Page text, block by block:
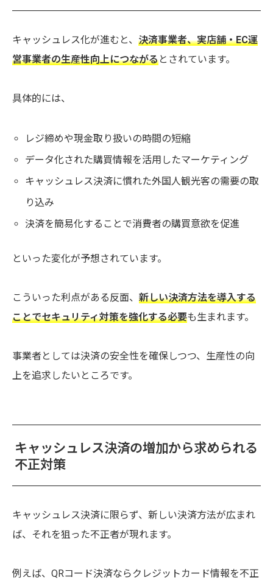
キャッシュレス化が進むと、 決済事業者、実店舗・EC運
営事業者の生産性向上につながるとされています。
具体的には、
レジ締めや現金取り扱いの時間の短縮
データ化された購買情報を活用したマーケティング
キャッシュレス決済に慣れた外国人観光客の需要の取
り込み
決済を簡易化することで消費者の購買意欲を促進
といった変化が予想されています。
こういった利点がある反面、 新しい決済方法を導入する
ことでセキュリティ対策を強化する必要も生まれます。
事業者としては決済の安全性を確保しつつ、生産性の向
上を追求したいところです。
キャッシュレス決済の増加から求められる
不正対策
キャッシュレス決済に限らず、新しい決済方法が広まれ
ば、それを狙った不正者が現れます。
例えば、QRコード決済ならクレジットカード情報を不正